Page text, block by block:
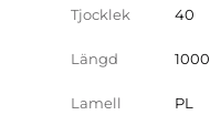
Tjocklek 40
Längd 1000
Lamell PL